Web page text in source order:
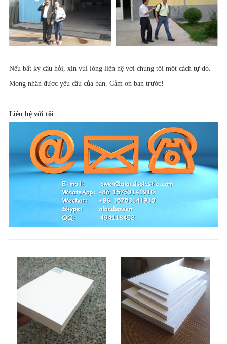
Nếu bất kỳ câu hỏi, xin vui lòng liên hệ với chúng tôi một cách tự do.
Mong nhận được yêu cầu của bạn. Cảm ơn bạn trước!
Liên hệ với tôi